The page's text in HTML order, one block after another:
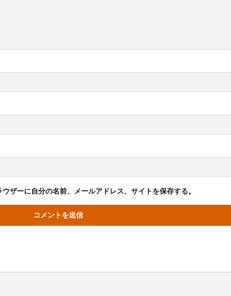
ザーに自分の名前、メールアドレス、サイトを保存する。